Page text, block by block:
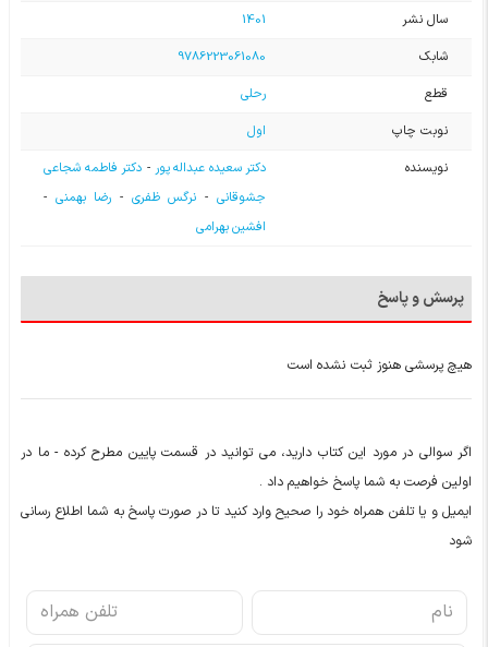
سال نشر
1401
شابک
9786223061080
قطع
رحلی
نوبت چاپ
اول
نویسنده
دکتر سعیده عبداله پور - دکتر فاطمه شجاعی
جشوقانی- نرگس ظفری- رضا بهمنی-
افشین بهرامی
پرسش و پاسخ
هیچ پرسشی هنوز ثبت نشده است
اگر سوالی در مورد این کتاب دارید، می توانید در قسمت پایین مطرح کرده - ما در
اولین فرصت به شما پاسخ خواهیم داد .
ایمیل و یا تلفن همراه خود را صحیح وارد کنید تا در صورت پاسخ به شما اطلاع رسانی
شود